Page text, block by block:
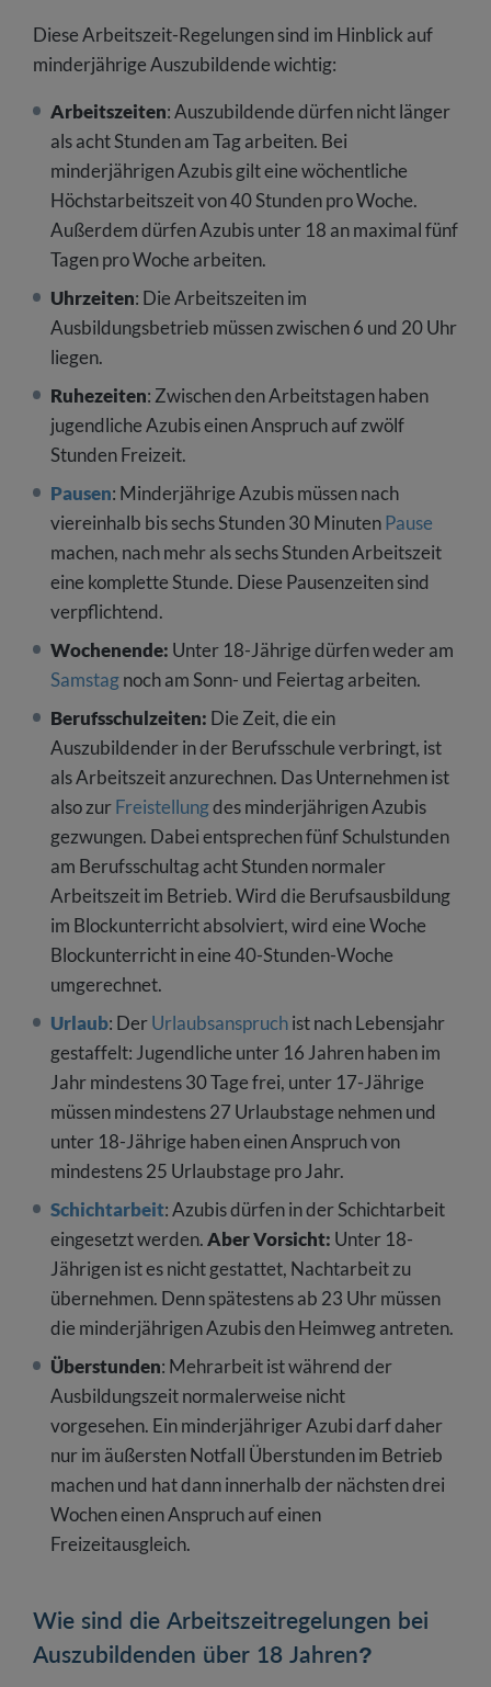
Diese Arbeitszeit-Regelungen sind im Hinblick auf
minderjährige Auszubildende wichtig:
Arbeitszeiten: Auszubildende dürfen nicht länger
als acht Stunden am Tag arbeiten. Bei
minderjährigen Azubis gilt eine wöchentliche
Höchstarbeitszeit von 40 Stunden pro Woche.
Außerdem dürfen Azubis unter 18 an maximal fünf
Tagen pro Woche arbeiten.
Uhrzeiten: Die Arbeitszeiten im
Ausbildungsbetrieb müssen zwischen 6 und 20 Uhr
liegen.
Ruhezeiten: Zwischen den Arbeitstagen haben
jugendliche Azubis einen Anspruch auf zwölf
Stunden Freizeit.
Pausen: Minderjährige Azubis müssen nach
viereinhalb bis sechs Stunden 30 MinutenPause
machen, nach mehr als sechs Stunden Arbeitszeit
eine komplette Stunde. Diese Pausenzeiten sind
verpflichtend.
Wochenende: Unter 18-Jährige dürfen weder am
Samstagnoch am Sonn- und Feiertag arbeiten.
Berufsschulzeiten: Die Zeit, die ein
Auszubildender in der Berufsschule verbringt, ist
als Arbeitszeit anzurechnen. Das Unternehmen ist
also zurFreistellungdes minderjährigen Azubis
gezwungen. Dabei entsprechen fünf Schulstunden
am Berufsschultag acht Stunden normaler
Arbeitszeit im Betrieb. Wird die Berufsausbildung
im Blockunterricht absolviert, wird eine Woche
Blockunterricht in eine 40-Stunden-Woche
umgerechnet.
Urlaub: DerUrlaubsanspruchist nach Lebensjahr
gestaffelt: Jugendliche unter 16 Jahren haben im
Jahr mindestens 30 Tage frei, unter 17-Jährige
müssen mindestens 27 Urlaubstage nehmen und
unter 18-Jährige haben einen Anspruch von
mindestens 25 Urlaubstage pro Jahr.
Schichtarbeit: Azubis dürfen in der Schichtarbeit
eingesetzt werden.AberVorsicht: Unter 18-
Jährigen ist es nicht gestattet, Nachtarbeit zu
übernehmen. Denn spätestens ab 23 Uhr müssen
die minderjährigen Azubis den Heimweg antreten.
Überstunden: Mehrarbeit ist während der
Ausbildungszeit normalerweise nicht
vorgesehen. Ein minderjähriger Azubi darf daher
nur im äußersten Notfall Überstunden im Betrieb
machen und hat dann innerhalb der nächsten drei
Wochen einen Anspruch auf einen
Freizeitausgleich.
Wie sind die Arbeitszeitregelungen bei
Auszubildenden über 18 Jahren?